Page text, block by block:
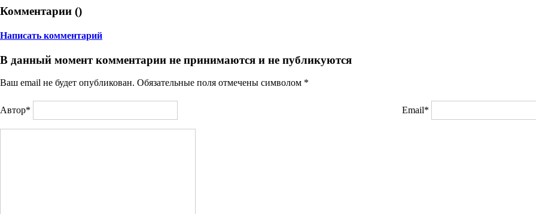
Комментарии ()
Написать комментарий
В данный момент комментарии не принимаются и не публикуются
Ваш email не будет опубликован. Обязательные поля отмечены символом *
Автор* Email*